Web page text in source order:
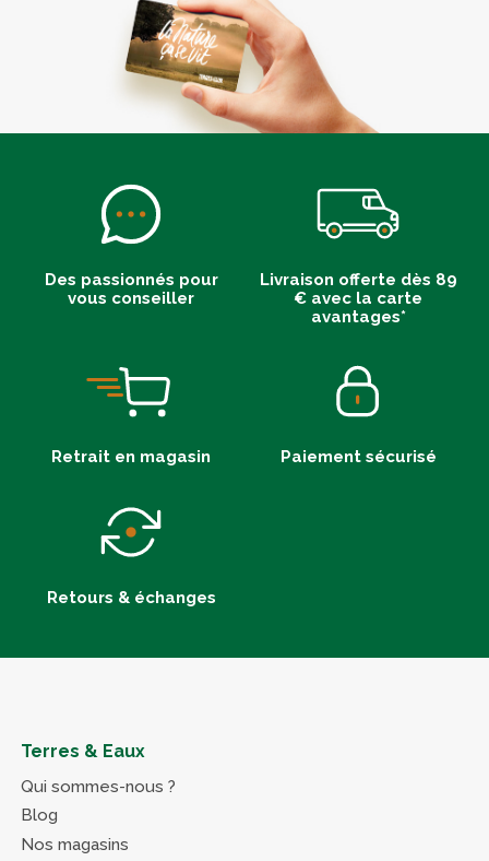
Des passionnés pour
vous conseiller
Livraison offerte dès 89
€ avec la carte
avantages*
Retrait en magasin Paiement sécurisé
Retours & échanges
Terres & Eaux
Qui sommes-nous ?
Blog
Nos magasins